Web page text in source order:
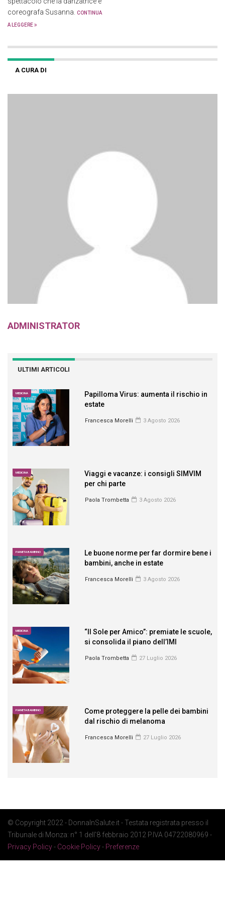
coreografa Susanna. CONTINUA
A LEGGERE
A CURA DI
ADMINISTRATOR
ULTIMI ARTICOLI
MEDICINA
Papilloma Virus: aumenta il rischio in
estate
Francesca Morelli 3 Agosto 2026
MEDICINA
Viaggi e vacanze: i consigli SIMVIM
per chi parte
Paola Trombetta 3 Agosto 2026
PIANETA BAMBINO
Le buone norme per far dormire bene i
bambini, anche in estate
Francesca Morelli 3 Agosto 2026
MEDICINA
“Il Sole per Amico”: premiate le scuole,
si consolida il piano dell’IMI
Paola Trombetta 27 Luglio 2026
PIANETA BAMBINO
Come proteggere la pelle dei bambini
dal rischio di melanoma
Francesca Morelli 27 Luglio 2026
© Copyright 2022 - DonnaInSalute.it - Testata registrata presso il
Tribunale di Monza: n° 1 dell'8 febbraio 2012 P.IVA 04722080969 -
Privacy Policy- Cookie Policy- Preferenze